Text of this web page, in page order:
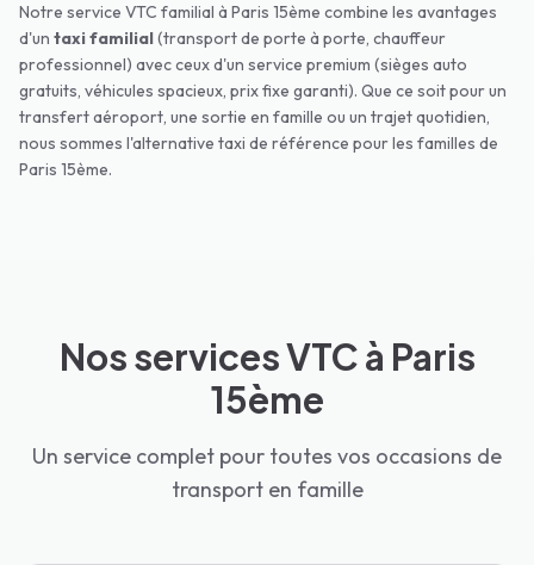
Notre service VTC familial à Paris 15ème combine les avantages
d'un taxi familial(transport de porte à porte, chauffeur
professionnel) avec ceux d'un service premium (sièges auto
gratuits, véhicules spacieux, prix fixe garanti). Que ce soit pour un
transfert aéroport, une sortie en famille ou un trajet quotidien,
nous sommes l'alternative taxi de référence pour les familles de
Paris 15ème.
Nos services VTC à Paris
15ème
Un service complet pour toutes vos occasions de
transport en famille